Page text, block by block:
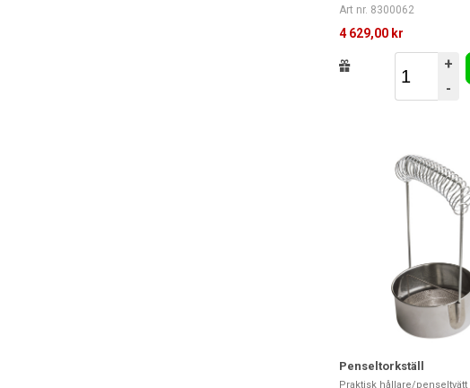
Art nr. 8300062
4 629,00 kr
+
-
Penseltorkställ
Praktisk hållare/